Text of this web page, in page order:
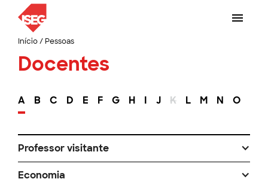
Início/ Pessoas
Docentes
A B C D E F G H I J K L M N O
Professor visitante
Economia